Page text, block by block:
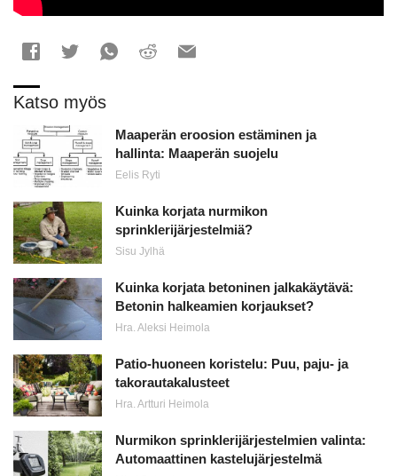
Katso myös
Maaperän eroosion estäminen ja
hallinta: Maaperän suojelu
Eelis Ryti
Kuinka korjata nurmikon
sprinklerijärjestelmiä?
Sisu Jylhä
Kuinka korjata betoninen jalkakäytävä:
Betonin halkeamien korjaukset?
Hra. Aleksi Heimola
Patio-huoneen koristelu: Puu, paju- ja
takorautakalusteet
Hra. Artturi Heimola
Nurmikon sprinklerijärjestelmien valinta:
Automaattinen kastelujärjestelmä